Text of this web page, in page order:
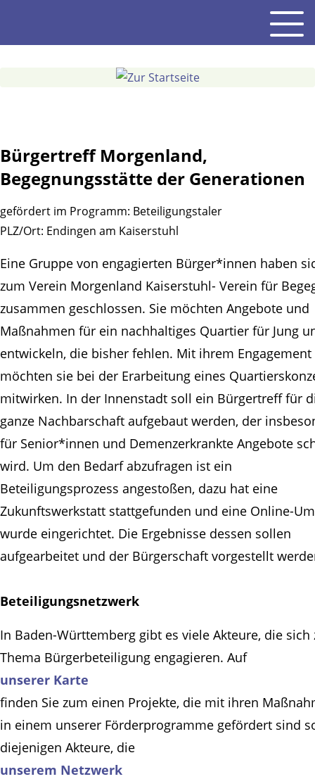
Inhalt
Bürgertreff Morgenland,
Begegnungsstätte der Generationen
gefördert im Programm: Beteiligungstaler
PLZ/Ort: Endingen am Kaiserstuhl
Eine Gruppe von engagierten Bürger*innen haben
zum Verein Morgenland Kaiserstuhl- Verein für
zusammen geschlossen. Sie möchten Angebote und
Maßnahmen für ein nachhaltiges Quartier für Jung
entwickeln, die bisher fehlen. Mit ihrem Engagement
möchten sie bei der Erarbeitung eines
mitwirken. In der Innenstadt soll ein Bürgertreff für
ganze Nachbarschaft aufgebaut werden, der
für Senior*innen und Demenzerkrankte Angebote
wird. Um den Bedarf abzufragen ist ein
Beteiligungsprozess angestoßen, dazu hat eine
Zukunftswerkstatt stattgefunden und eine Online-
wurde eingerichtet. Die Ergebnisse dessen sollen
aufgearbeitet und der Bürgerschaft vorgestellt
Beteiligungsnetzwerk
In Baden-Württemberg gibt es viele Akteure, die sich
Thema Bürgerbeteiligung engagieren. Auf
unserer Karte
finden Sie zum einen Projekte, die mit ihren
in einem unserer Förderprogramme gefördert sind
diejenigen Akteure, die
unserem Netzwerk